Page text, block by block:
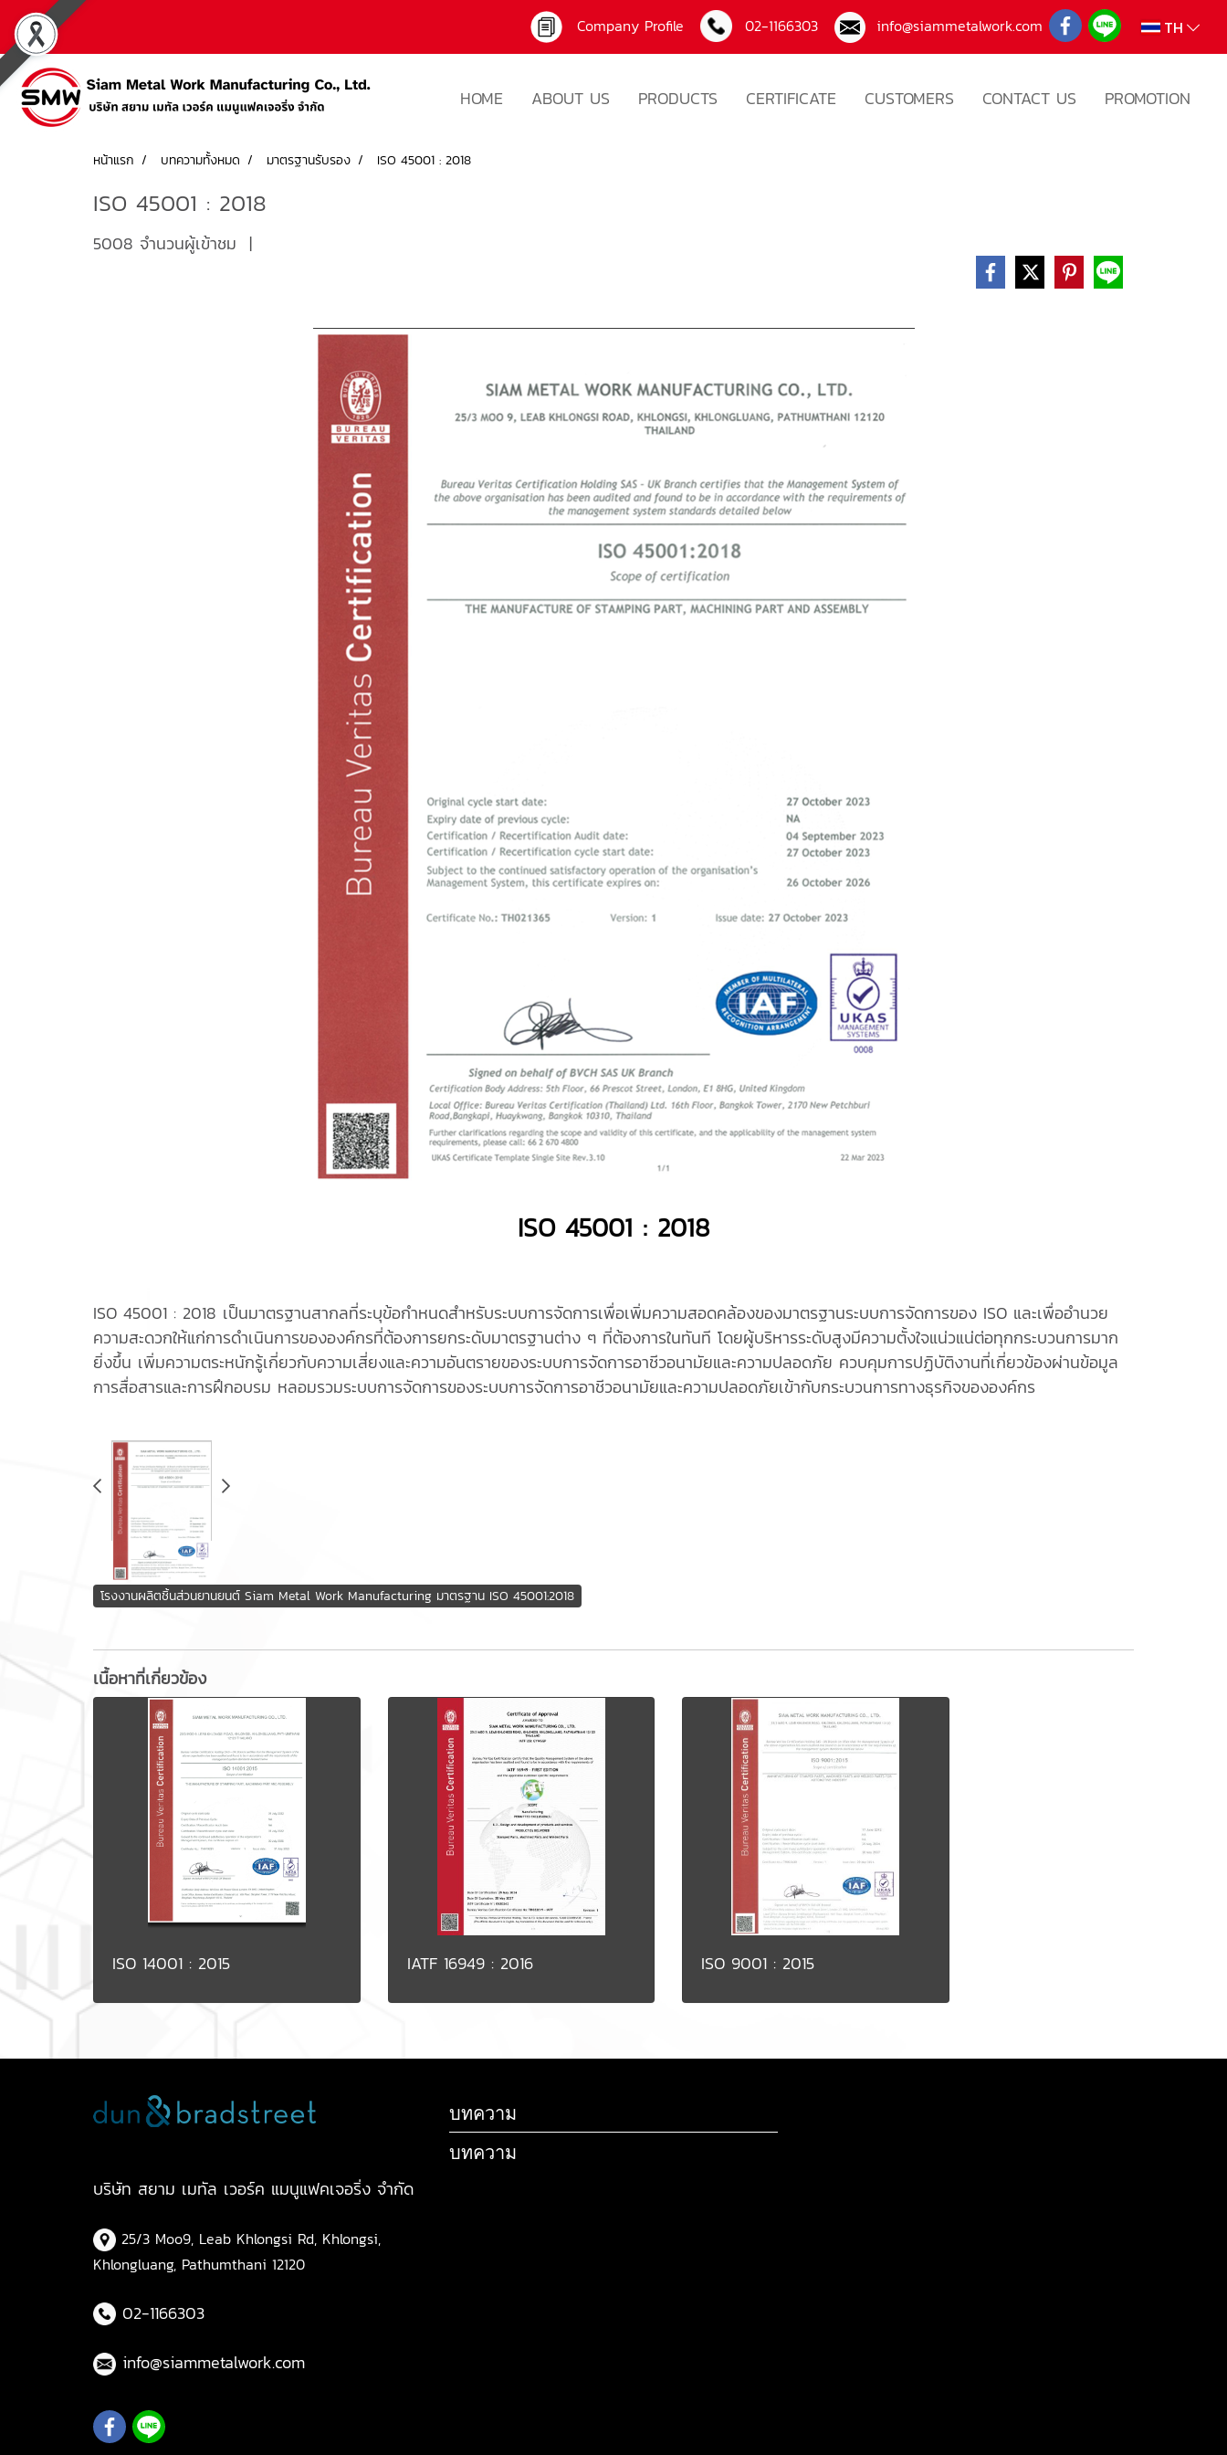
Company Profile 02-1166303 info@siammetalwork.com TH
HOME ABOUT US PRODUCTS CERTIFICATE CUSTOMERS CONTACT US PROMOTION
หน้าแรก บทความทั้งหมด มาตรฐานรับรอง ISO 45001 : 2018
ISO 45001 : 2018
5008 จำนวนผู้เข้าชม |
ISO 45001 : 2018
ISO 45001 : 2018 เป็นมาตรฐานสากลที่ระบุข้อกำหนดสำหรับระบบการจัดการเพื่อเพิ่มความสอดคล้องของมาตรฐานระบบการจัดการของ ISO และเพื่ออำนวย
ความสะดวกให้แก่การดำเนินการขององค์กรที่ต้องการยกระดับมาตรฐานต่าง ๆ ที่ต้องการในทันที โดยผู้บริหารระดับสูงมีความตั้งใจแน่วแน่ต่อทุกกระบวนการมาก
ยิ่งขึ้น เพิ่มความตระหนักรู้เกี่ยวกับความเสี่ยงและความอันตรายของระบบการจัดการอาชีวอนามัยและความปลอดภัย ควบคุมการปฏิบัติงานที่เกี่ยวข้องผ่านข้อมูล
การสื่อสารและการฝึกอบรม หลอมรวมระบบการจัดการของระบบการจัดการอาชีวอนามัยและความปลอดภัยเข้ากับกระบวนการทางธุรกิจขององค์กร
โรงงานผลิตชิ้นส่วนยานยนต์ Siam Metal Work Manufacturing มาตรฐาน ISO 45001:2018
เนื้อหาที่เกี่ยวข้อง
ISO 14001 : 2015 IATF 16949 : 2016 ISO 9001 : 2015
บริษัท สยาม เมทัล เวอร์ค แมนูแฟคเจอริ่ง จำกัด
25/3 Moo9, Leab Khlongsi Rd, Khlongsi,
Khlongluang, Pathumthani 12120
02-1166303
info@siammetalwork.com
บทความ
บทความ